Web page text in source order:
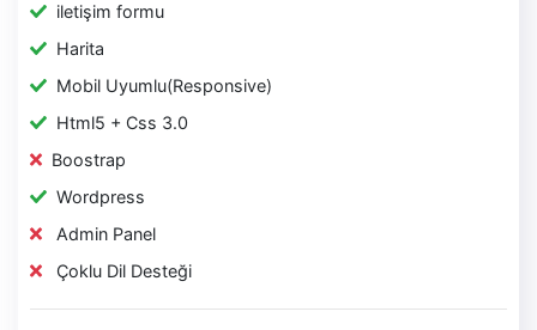
iletişim formu
Harita
Mobil Uyumlu(Responsive)
Html5 + Css 3.0
Boostrap
Wordpress
Admin Panel
Çoklu Dil Desteği